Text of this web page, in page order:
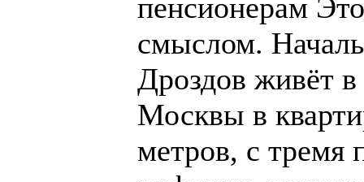
пенсионерам
смыслом.
Дроздов живёт в
Москвы в
метров, с